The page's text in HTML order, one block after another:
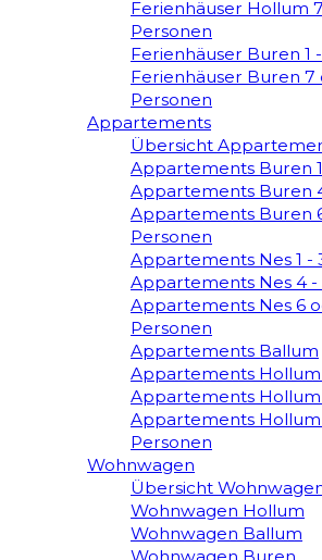
Ferienhäuser Hollum
Personen
Ferienhäuser Buren 1
Ferienhäuser Buren
Personen
Appartements
Übersicht
Appartements Buren
Appartements Buren
Appartements Buren
Personen
Appartements Nes 1 -
Appartements Nes 4 -
Appartements Nes 6
Personen
Appartements Ballum
Appartements Hollum
Appartements Hollum
Appartements
Personen
Wohnwagen
Übersicht
Wohnwagen Hollum
Wohnwagen Ballum